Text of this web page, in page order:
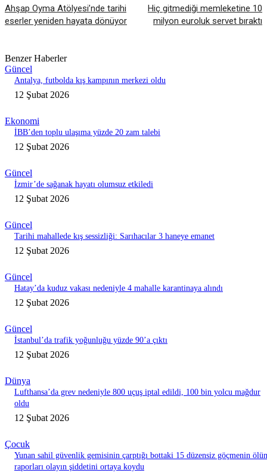
Ahşap Oyma Atölyesi’nde tarihi
eserler yeniden hayata dönüyor
Hiç gitmediği memleketine 10
milyon euroluk servet bıraktı
Benzer Haberler
Güncel
Antalya, futbolda kış kampının merkezi oldu
12 Şubat 2026
Ekonomi
İBB’den toplu ulaşıma yüzde 20 zam talebi
12 Şubat 2026
Güncel
İzmir’de sağanak hayatı olumsuz etkiledi
12 Şubat 2026
Güncel
Tarihi mahallede kış sessizliği: Sarıhacılar 3 haneye emanet
12 Şubat 2026
Güncel
Hatay’da kuduz vakası nedeniyle 4 mahalle karantinaya alındı
12 Şubat 2026
Güncel
İstanbul’da trafik yoğunluğu yüzde 90’a çıktı
12 Şubat 2026
Dünya
Lufthansa’da grev nedeniyle 800 uçuş iptal edildi, 100 bin yolcu mağdur
oldu
12 Şubat 2026
Çocuk
Yunan sahil güvenlik gemisinin çarptığı bottaki 15 düzensiz göçmenin
raporları olayın şiddetini ortaya koydu